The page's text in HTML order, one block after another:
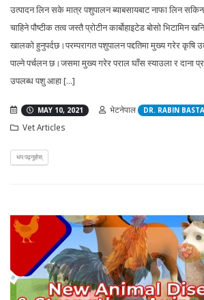
उत्पादन लिन सके मात्र पशुपालन ब्याबसायबाट नाफा लिन
चाहिने पौष्टीक तत्व जस्तै प्रोटीन कार्बोहाइटेड बोसो भिटामिन
खालको हुनुपर्दछ।परम्परागत पशुपालन पद्दतिमा मुख्य गरेर कृषि
पाल्ने पर्चलन छ।जसमा मुख्य गरेर पराल घाँस स्याउला र दाना
उपलब्ध पशु आहा [...]
MAY 10, 2021 भेटनेपाल DR. RABIN
Vet Articles
थप पढ्नुहोस्